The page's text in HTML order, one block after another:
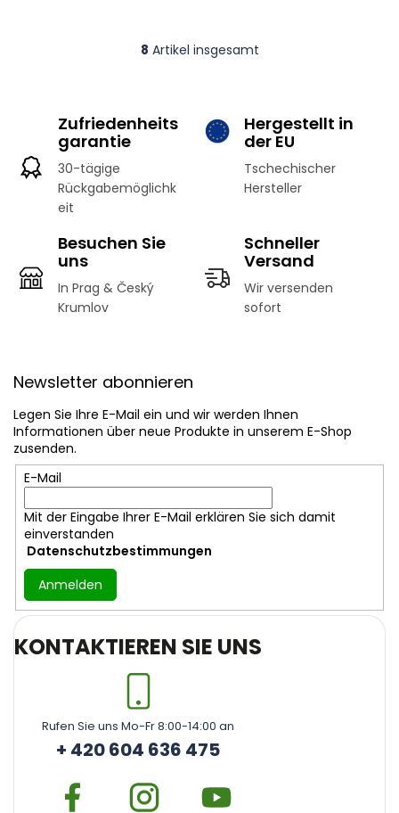
S
e
e
d
e
8 Artikel insgesamt
Zufriedenheits
garantie
30-tägige
Rückgabemöglichk
eit
Hergestellt in
der EU
Tschechischer
Hersteller
Besuchen Sie
uns
In Prag & Český
Krumlov
Schneller
Versand
Wir versenden
sofort
Newsletter abonnieren
Legen Sie Ihre E-Mail ein und wir werden Ihnen
Informationen über neue Produkte in unserem E-Shop
zusenden.
E-Mail
Mit der Eingabe Ihrer E-Mail erklären Sie sich damit
einverstanden
Datenschutzbestimmungen
Anmelden
KONTAKTIEREN SIE UNS
Rufen Sie uns Mo-Fr 8:00-14:00 an
+ 420 604 636 475